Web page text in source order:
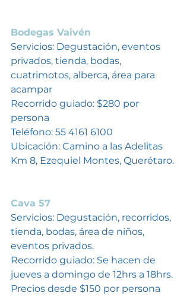
Bodegas Vaivén
Servicios: Degustación, eventos
privados, tienda, bodas,
cuatrimotos, alberca, área para
acampar
Recorrido guiado: $280 por
persona
Teléfono: 55 4161 6100
Ubicación: Camino a las Adelitas
Km 8, Ezequiel Montes, Querétaro.
Cava 57
Servicios: Degustación, recorridos,
tienda, bodas, área de niños,
eventos privados.
Recorrido guiado: Se hacen de
jueves a domingo de 12hrs a 18hrs.
Precios desde $150 por persona